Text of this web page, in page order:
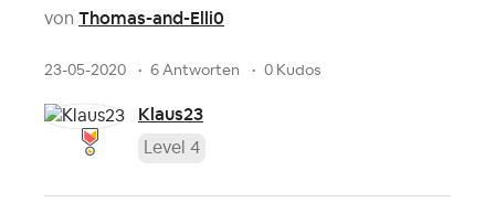
von Thomas-and-Elli0
23-05-2020 6 Antworten 0 Kudos
Klaus23
Level 4